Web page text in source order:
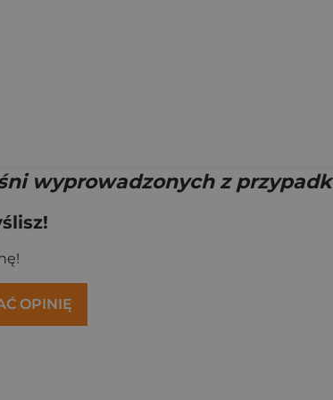
wyprowadzonych z
OPINIĘ